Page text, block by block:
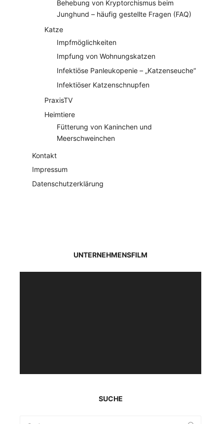
Behebung von Kryptorchismus beim
Junghund – häufig gestellte Fragen (FAQ)
Katze
Impfmöglichkeiten
Impfung von Wohnungskatzen
Infektiöse Panleukopenie – „Katzenseuche“
Infektiöser Katzenschnupfen
PraxisTV
Heimtiere
Fütterung von Kaninchen und
Meerschweinchen
Kontakt
Impressum
Datenschutzerklärung
UNTERNEHMENSFILM
SUCHE